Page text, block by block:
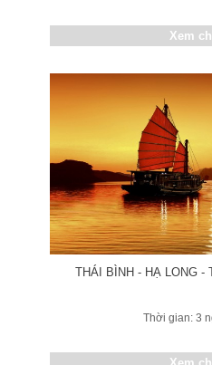
Xem
THÁI BÌNH - HẠ LONG -
Thời gian: 3